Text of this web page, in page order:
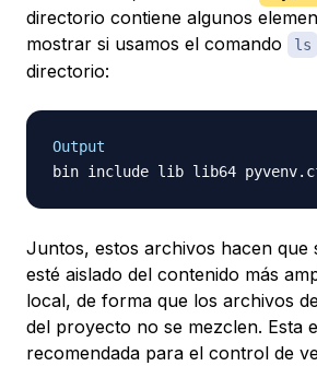
directorio contiene algunos
mostrar si usamos el comando
ls
directorio:
Output
Juntos, estos archivos hacen que
esté aislado del contenido más
local, de forma que los archivos
del proyecto no se mezclen. Esta
recomendada para el control de